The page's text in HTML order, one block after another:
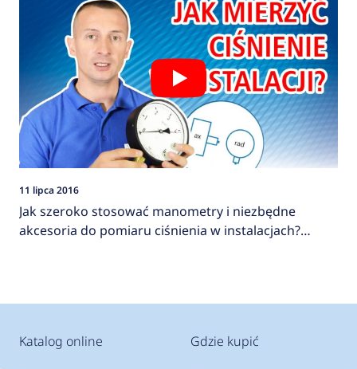
11 lipca 2016
Jak szeroko stosować manometry i niezbędne
akcesoria do pomiaru ciśnienia w instalacjach?
Katalog online Gdzie kupić